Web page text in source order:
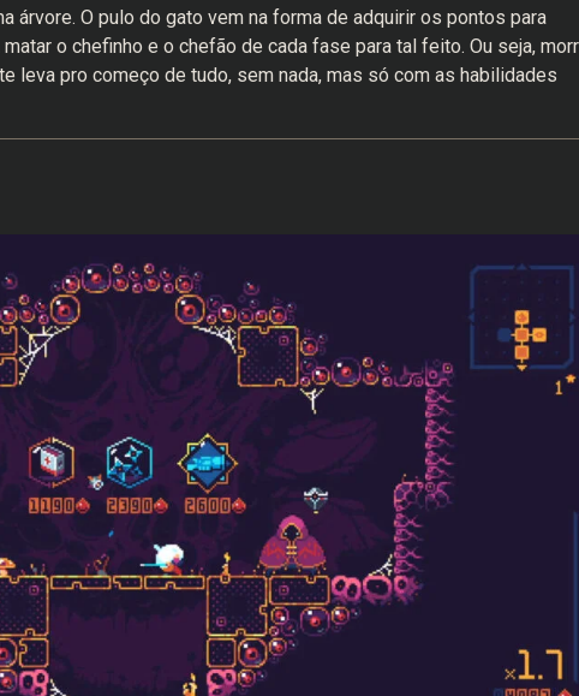
árvore. O pulo do gato vem na forma de adquirir os pontos para
o chefinho e o chefão de cada fase para tal feito. Ou seja,
leva pro começo de tudo, sem nada, mas só com as habilidades